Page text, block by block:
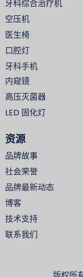
牙科综合治疗机
空压机
医生椅
口腔灯
牙科手机
内窥镜
高压灭菌器
LED 固化灯
资源
品牌故事
社会荣誉
品牌最新动态
博客
技术支持
联系我们